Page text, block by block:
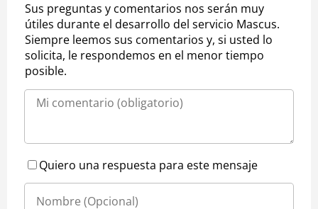
Sus preguntas y comentarios nos serán muy
útiles durante el desarrollo del servicio Mascus.
Siempre leemos sus comentarios y, si usted lo
solicita, le respondemos en el menor tiempo
posible.
Quiero una respuesta para este mensaje